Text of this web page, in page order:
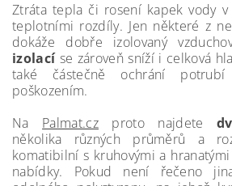
Ztráta tepla či rosení kapek vody
teplotními rozdíly. Jen některé z
dokáže dobře izolovaný
izolacíse zároveň sníží i celková
také částečně ochrání
poškozením.
Na Palmat.czproto najdete
několika různých průměrů a
komatibilní s kruhovými a
nabídky. Pokud není řečeno